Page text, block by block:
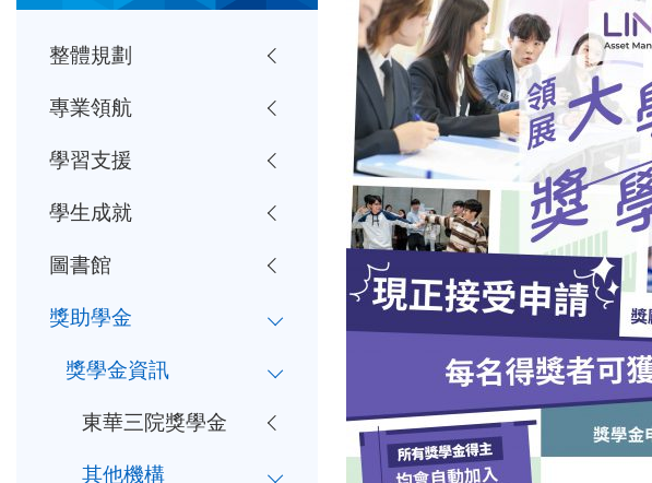
整體規劃
專業領航
學習支援
學生成就
圖書館
獎助學金
獎學金資訊
東華三院獎學金
其他機構